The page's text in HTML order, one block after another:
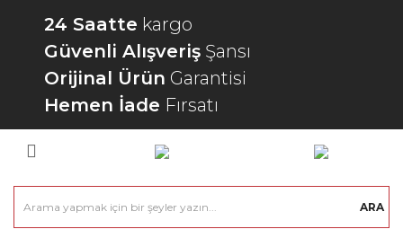
24 Saatte kargo
Güvenli Alışveriş Şansı
Orijinal Ürün Garantisi
Hemen İade Fırsatı
ARA